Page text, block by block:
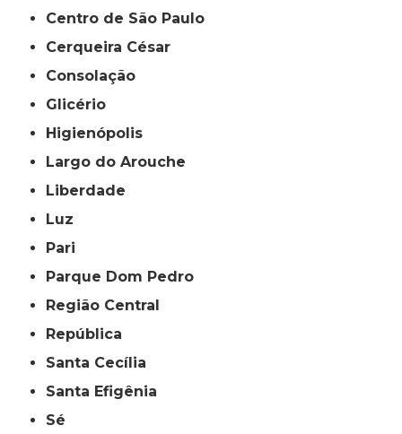
Centro de São Paulo
Cerqueira César
Consolação
Glicério
Higienópolis
Largo do Arouche
Liberdade
Luz
Pari
Parque Dom Pedro
Região Central
República
Santa Cecília
Santa Efigênia
Sé